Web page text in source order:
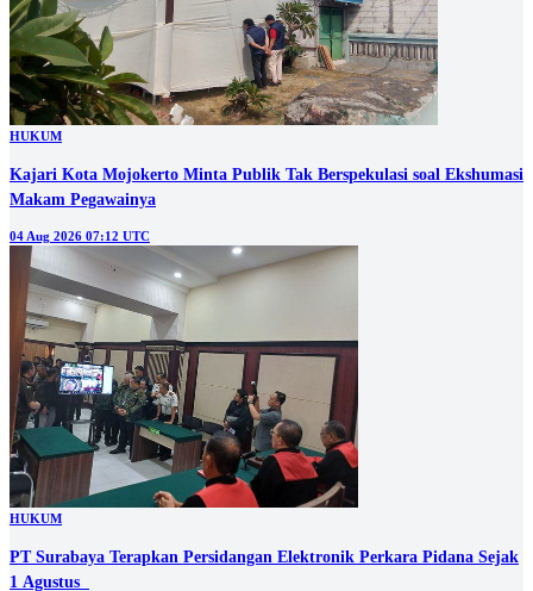
HUKUM
Kajari Kota Mojokerto Minta Publik Tak Berspekulasi soal Ekshumasi
Makam Pegawainya
04 Aug 2026 07:12 UTC
HUKUM
PT Surabaya Terapkan Persidangan Elektronik Perkara Pidana Sejak
1 Agustus